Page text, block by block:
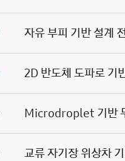
자유 부피 기반 설계
2D 반도체 도파로 기
Microdroplet 기반
교류 자기장 위상차